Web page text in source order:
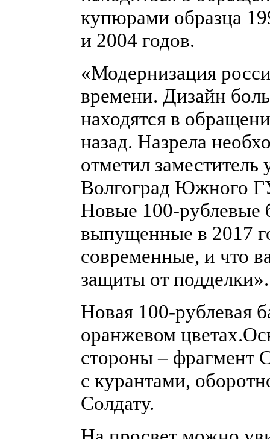
купюрами образца
и 2004 годов.
«Модернизация
времени. Дизайн
находятся в
назад. Назрела
отметил
Волгоград Южного
Новые 100-рублевые
выпущенные в 2017
современные, и что
защиты от подделки».
Новая 100-рублевая
оранжевом
стороны – фрагмент
с курантами,
Солдату.